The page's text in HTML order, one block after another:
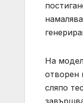
На
отворен
сляпо